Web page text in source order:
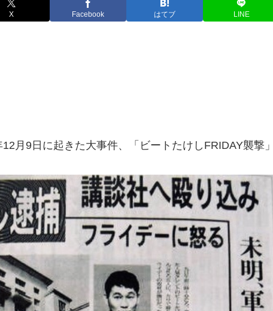
X Facebook はてブ LINE
月9日に起きた大事件、「ビートたけしFRIDAY襲撃